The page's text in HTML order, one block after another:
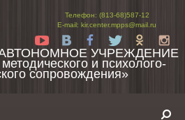
Телефон: (813-68)587-12
E-mail: kir.center.mpps@mail.ru
Yt
Tw
УЧРЕЖДЕНИЕ
и психолого-
сопровождения»